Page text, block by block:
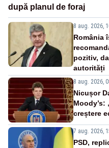
după planul de foraj
8 aug. 2026,
România
pozitiv,
autorități
8 aug. 2026,
Nicușor
Moody’s:
creștere
7 aug. 2026,
PSD,